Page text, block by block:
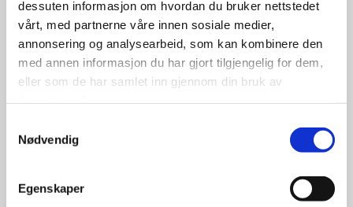
dessuten informasjon om hvordan du bruker nettstedet
vårt, med partnerne våre innen sosiale medier,
annonsering og analysearbeid, som kan kombinere den
med annen informasjon du har gjort tilgjengelig for dem,
eller som de har samlet inn gjennom din bruk av
Nødvendig
Egenskaper